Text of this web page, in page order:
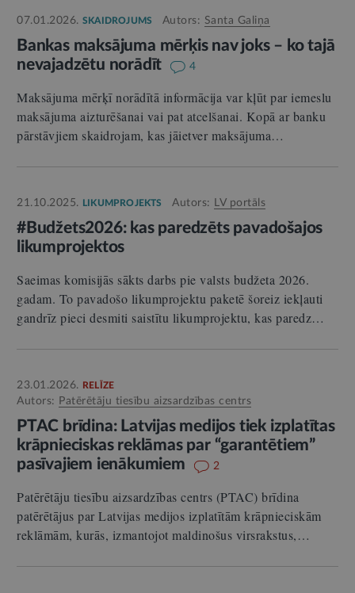
07.01.2026. SKAIDROJUMS Autors: Santa Galiņa
Bankas maksājuma mērķis nav joks – ko tajā
nevajadzētu norādīt
4
Maksājuma mērķī norādītā informācija var kļūt par iemeslu
maksājuma aizturēšanai vai pat atcelšanai. Kopā ar banku
pārstāvjiem skaidrojam, kas jāietver maksājuma…
21.10.2025. LIKUMPROJEKTS Autors: LV portāls
#Budžets2026: kas paredzēts pavadošajos
likumprojektos
Saeimas komisijās sākts darbs pie valsts budžeta 2026.
gadam. To pavadošo likumprojektu paketē šoreiz iekļauti
gandrīz pieci desmiti saistītu likumprojektu, kas paredz…
23.01.2026. RELĪZE
Autors: Patērētāju tiesību aizsardzības centrs
PTAC brīdina: Latvijas medijos tiek izplatītas
krāpnieciskas reklāmas par “garantētiem”
pasīvajiem ienākumiem
2
Patērētāju tiesību aizsardzības centrs (PTAC) brīdina
patērētājus par Latvijas medijos izplatītām krāpnieciskām
reklāmām, kurās, izmantojot maldinošus virsrakstus,…